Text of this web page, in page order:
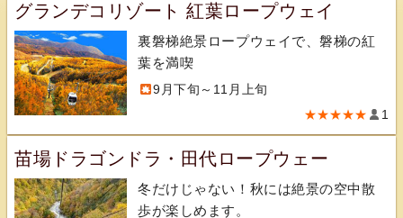
グランデコリゾート 紅葉ロープウェイ
裏磐梯絶景ロープウェイで、磐梯の紅
葉を満喫
9月下旬～11月上旬
★★★★★ 1
苗場ドラゴンドラ・田代ロープウェー
冬だけじゃない！秋には絶景の空中散
歩が楽しめます。